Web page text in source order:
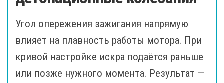
Угол опережения зажигания напрямую
влияет на плавность работы мотора. При
кривой настройке искра подаётся раньше
или позже нужного момента. Результат —